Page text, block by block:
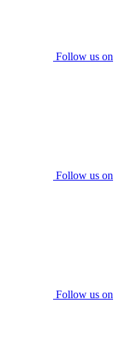
Follow us on
Follow us on
Follow us on